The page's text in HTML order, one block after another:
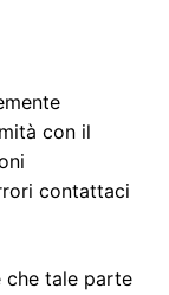
con il
contattaci
che tale parte